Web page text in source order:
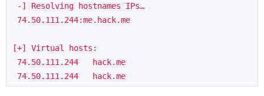
-] Resolving hostnames IPs…
74.50.111.244:me.hack.me
[+] Virtual hosts:
74.50.111.244   hack.me
74.50.111.244   hack.me